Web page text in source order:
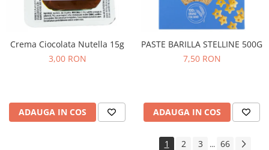
Crema Ciocolata Nutella 15g
3,00 RON
ADAUGA IN COS
PASTE BARILLA STELLINE 500G
7,50 RON
ADAUGA IN COS
1 2 3 ... 66